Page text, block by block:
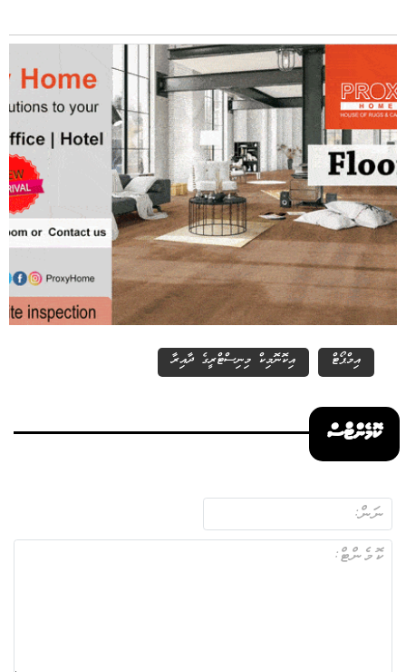
އިމްޕޯޓް އިކޮނޮމިކް މިނިސްޓްރީގެ ދާއިރާ
ކޮމެންޓްސް